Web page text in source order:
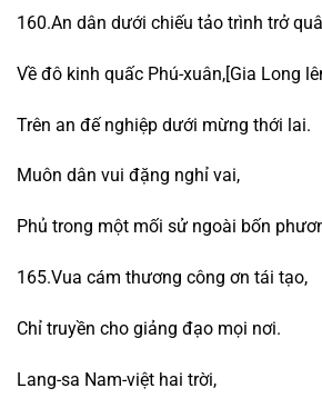
160.An dân dưới chiếu tảo trình trở
Về đô kinh quấc Phú-xuân,[Gia Long
Trên an đế nghiệp dưới mừng thới lai.
Muôn dân vui đặng nghỉ vai,
Phủ trong một mối sử ngoài bốn
165.Vua cám thương công ơn tái tạo,
Chỉ truyền cho giảng đạo mọi nơi.
Lang-sa Nam-việt hai trời,